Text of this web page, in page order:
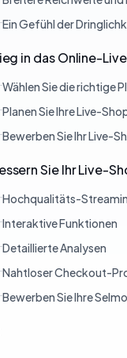
Ein Gefühl der
in das Online-
Wählen Sie die richtige
Planen Sie Ihre Live-
Bewerben Sie Ihr Live-
Sie Ihr Live-
Hochqualitäts-
Interaktive Funktionen
Detaillierte Analysen
Nahtloser Checkout-
Bewerben Sie Ihre